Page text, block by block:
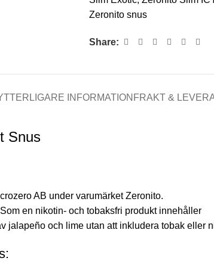
Zeronito snus
Share:
INFORMATION FRAKT &
Snus
AB under varumärket Zeronito.
en nikotin- och tobaksfri produkt innehåller
jalapeño och lime utan att inkludera tobak eller